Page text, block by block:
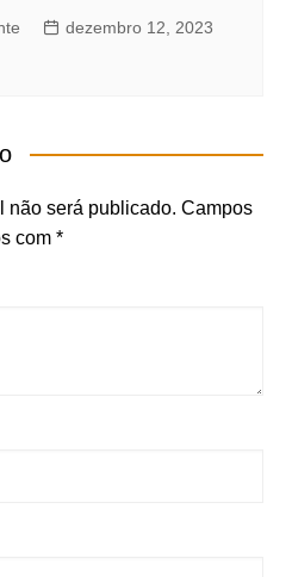
dezembro 12, 2023
não será publicado. Campos
com *